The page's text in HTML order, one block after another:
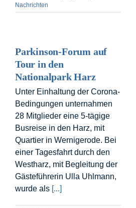
Nachrichten
Parkinson-Forum auf
Tour in den
Nationalpark Harz
Unter Einhaltung der Corona-
Bedingungen unternahmen
28 Mitglieder eine 5-tägige
Busreise in den Harz, mit
Quartier in Wernigerode. Bei
einer Tagesfahrt durch den
Westharz, mit Begleitung der
Gästeführerin Ulla Uhlmann,
wurde als [...]